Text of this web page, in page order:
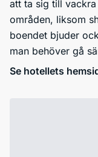
att ta sig till
områden, liksom
boendet bjuder
man behöver gå
Se hotellets